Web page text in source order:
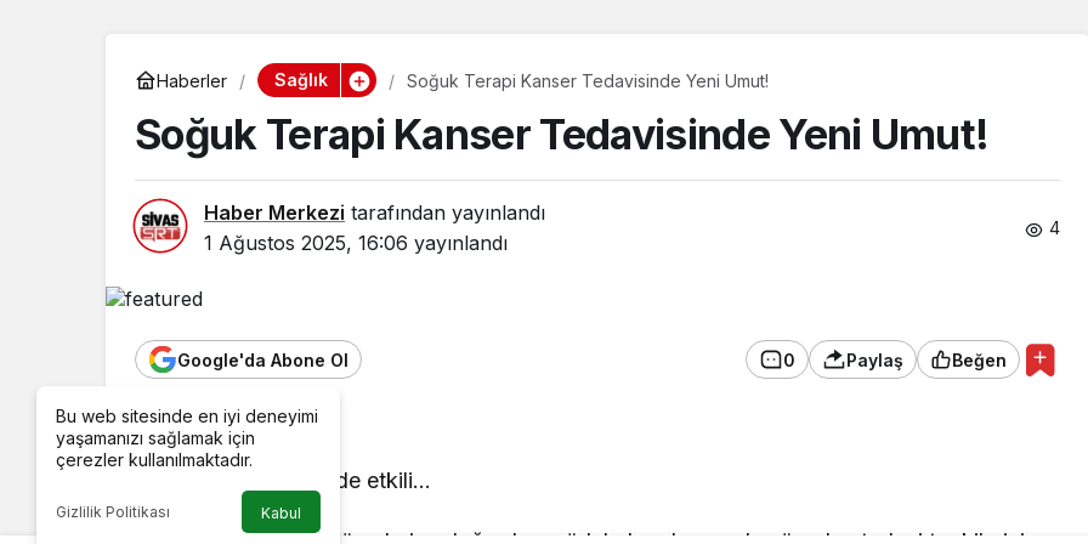
Haberler Sağlık Soğuk Terapi Kanser Tedavisinde Yeni Umut!
Soğuk Terapi Kanser Tedavisinde Yeni Umut!
Haber Merkezi tarafından yayınlandı
1 Ağustos 2025, 16:06 yayınlandı
4
Google'da Abone Ol 0 Paylaş Beğen
Soğuk terapi kanserde etkili…
Bu web sitesinde en iyi deneyimi
yaşamanızı sağlamak için
çerezler kullanılmaktadır.
Gizlilik Politikası Kabul